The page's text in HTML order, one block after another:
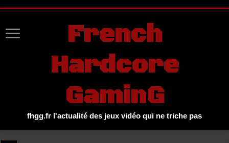
French
Hardcore
GaminG
fhgg.fr l'actualité des jeux vidéo qui ne triche pas